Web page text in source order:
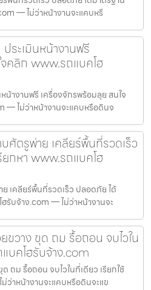
— ไม่ว่าหน้างานจะแคบหรื
ระเมินหน้างานฟรี
คลิก www.รถแบคโฮ
น้างานฟรี เครื่องจักรพร้อมลุย สนใจ
— ไม่ว่าหน้างานจะแคบหรือดินจ
ศัตรูพ่าย เคลียร์พื้นที่รวดเร็ว
กหา www.รถแบคโฮ
เคลียร์พื้นที่รวดเร็ว ปลอดภัย ได้
รับจ้าง.com — ไม่ว่าหน้างานจะ
วาง ขุด ถม รื้อถอน จบไวใน
บคโฮรับจ้าง.com
ถม รื้อถอน จบไวในที่เดียว เรียกใช้
ว่าหน้างานจะแคบหรือดินจะแข